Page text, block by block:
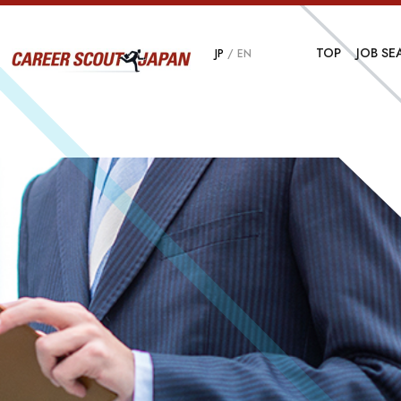
JP /EN TOP JOB